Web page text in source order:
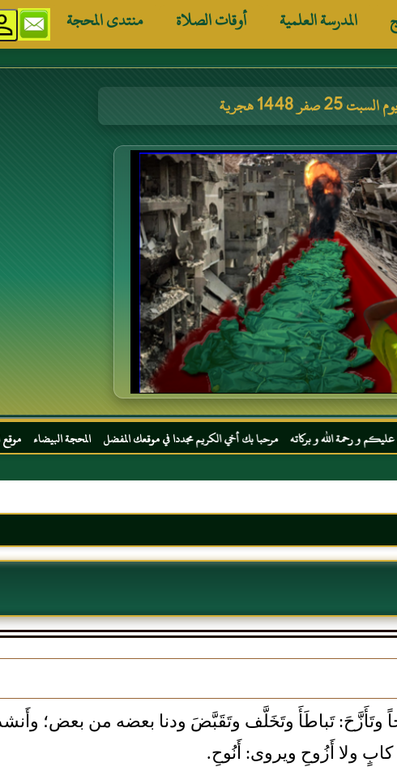
المدرسة العلمية أوقات الصلاة منتدى المحجة
السبت 25 صفر 1448 هجرية
و بركاته مرحبا بك أخي الكريم مجددا في موقعك المفضل المحجة البيضاء موقع الحبر الترجمان
وتَأَزَّحَ: تَباطَأَ وتَخَلَّف وتَقَبَّضَ ودنا بعضه من بعض؛
ولا أَزُوحِ ويروى: أَنُوحِ.